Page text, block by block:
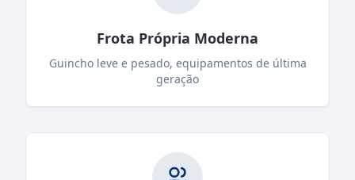
Frota Própria Moderna
Guincho leve e pesado, equipamentos de última
geração